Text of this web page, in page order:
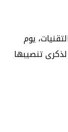
يوم
تنصيبها